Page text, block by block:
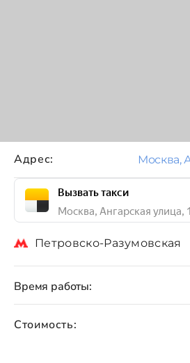
Стоимость:
Время работы:
Адрес: Москва,
Вызвать такси
Москва, Ангарская улица,
Петровско-Разумовская